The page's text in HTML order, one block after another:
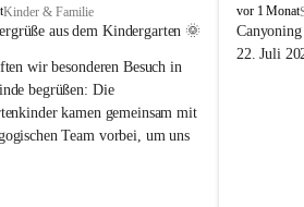
Kinder & Familie
aus dem Kindergarten 🌞
wir besonderen Besuch in
begrüßen: Die
kamen gemeinsam mit
Team vorbei, um uns
V
i
k
vor 1 Monat
22. Juli